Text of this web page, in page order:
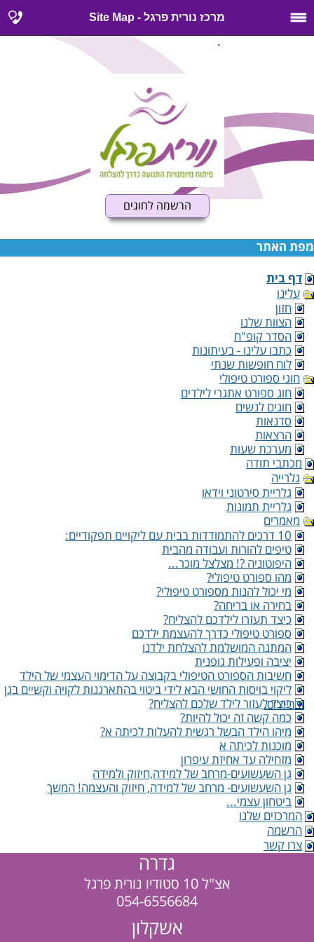
מרכז נורית פרגל - Site Map
הרשמה לחוגים
.
מפת האתר
דף בית
עלינו
חזון
הצוות שלנו
הסדר קופ"ח
כתבו עלינו - בעיתונות
לוח חופשות שנתי
חוגי ספורט טיפולי
חוג ספורט אתגרי לילדים
חוגים לנשים
סדנאות
הרצאות
מערכת שעות
מכתבי תודה
גלרייה
גלריית סירטוני וידאו
גלריית תמונות
מאמרים
10 דרכים להתמודדות בבית עם ליקויים תפקודיים:
טיפים להורות ועבודה מהבית
היפוטוניה ?! מצלצל מוכר...
מהו ספורט טיפולי?
מי יכול להנות מספורט טיפולי?
בחירה או בריחה?
כיצד תעזרו לילדכם להצליח?
ספורט טיפולי כדרך להעצמת ילדכם
המתנה המושלמת להצלחת ילדנו
יציבה ופעילות גופנית
חשיבות הספורט הטיפולי בקבוצה על הדימוי העצמי של הילד
ליקוי בויסות החושי הבא לידי ביטוי בהתארגנות לקויה וקשיים בגן
ובביה"ס.
כיצד לעזור לילד שלכם להצליח?
כמה קשה זה יכול להיות?
מיהו הילד הבשל רגשית להעלות לכיתה א?
מוכנות לכיתה א
מזחילה עד אחיזת עיפרון
גן השעשועים-מרחב של למידה,חיזוק ולמידה
גן השעשועים- מרחב של למידה, חיזוק והעצמה! המשך
ביטחון עצמי...
המרכזים שלנו
הרשמה
צרו קשר
גדרה
אצ"ל 10 סטודיו נורית פרגל
054-6556684
אשקלון